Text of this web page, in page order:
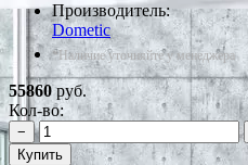
Производитель:
Dometic
*Наличие уточняйте у менеджера
55860руб.
Кол-во:
−
Купить